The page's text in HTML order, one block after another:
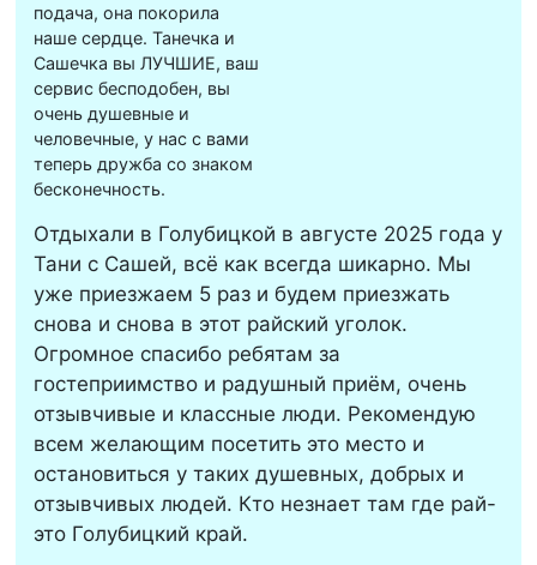
подача, она покорила
наше сердце. Танечка и
Сашечка вы ЛУЧШИЕ, ваш
сервис бесподобен, вы
очень душевные и
человечные, у нас с вами
теперь дружба со знаком
бесконечность.
Отдыхали в Голубицкой в августе 2025 года у
Тани с Сашей, всё как всегда шикарно. Мы
уже приезжаем 5 раз и будем приезжать
снова и снова в этот райский уголок.
Огромное спасибо ребятам за
гостеприимство и радушный приём, очень
отзывчивые и классные люди. Рекомендую
всем желающим посетить это место и
остановиться у таких душевных, добрых и
отзывчивых людей. Кто незнает там где рай-
это Голубицкий край.